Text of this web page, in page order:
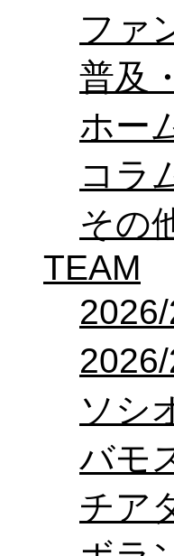
プロジェクト
コーチ&スタ
ジュニア
ジュニアユース
ユース
練習拠点（ナ
SCHOOL
2026/27 パー
パートナー募
クラブ理念
クラブ情報
サステナビリ
Web制作支援
応援プロジェ
ファ
普及
ホー
コラ
その
TEAM
ソシ
バモ
チア